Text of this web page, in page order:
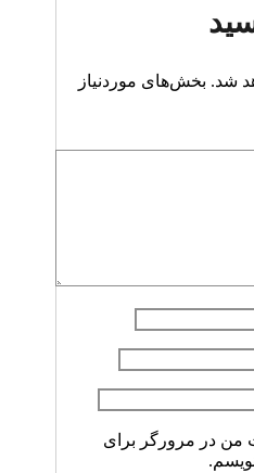
شد. بخش‌های موردنیاز
من در مرورگر برای